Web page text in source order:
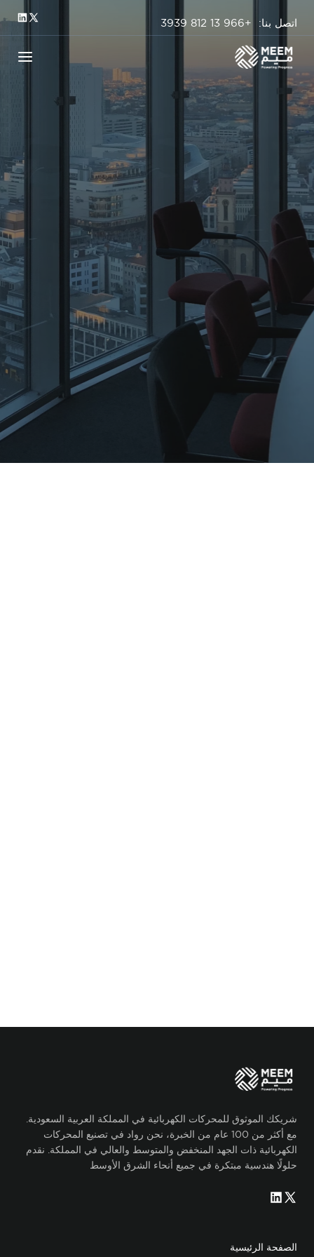
اتصل بنا: +966 13 812 3939
شريكك الموثوق للمحركات الكهربائية في المملكة العربية السعودية.
مع أكثر من 100 عام من الخبرة، نحن رواد في تصنيع المحركات
الكهربائية ذات الجهد المنخفض والمتوسط​​ والعالي في المملكة. نقدم
حلولًا هندسية مبتكرة في جميع أنحاء الشرق الأوسط
الصفحة الرئيسية